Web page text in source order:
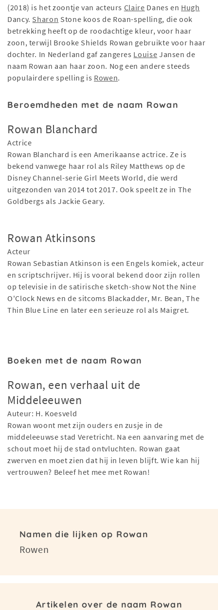
(2018) is het zoontje van acteurs Claire Danes en Hugh
Dancy. Sharon Stone koos de Roan-spelling, die ook
betrekking heeft op de roodachtige kleur, voor haar
zoon, terwijl Brooke Shields Rowan gebruikte voor haar
dochter. In Nederland gaf zangeres Louise Jansen de
naam Rowan aan haar zoon. Nog een andere steeds
populairdere spelling is Rowen.
Beroemdheden met de naam Rowan
Rowan Blanchard
Actrice
Rowan Blanchard is een Amerikaanse actrice. Ze is
bekend vanwege haar rol als Riley Matthews op de
Disney Channel-serie Girl Meets World, die werd
uitgezonden van 2014 tot 2017. Ook speelt ze in The
Goldbergs als Jackie Geary.
Rowan Atkinsons
Acteur
Rowan Sebastian Atkinson is een Engels komiek, acteur
en scriptschrijver. Hij is vooral bekend door zijn rollen
op televisie in de satirische sketch-show Not the Nine
O'Clock News en de sitcoms Blackadder, Mr. Bean, The
Thin Blue Line en later een serieuze rol als Maigret.
Boeken met de naam Rowan
Rowan, een verhaal uit de
Middeleeuwen
Auteur: H. Koesveld
Rowan woont met zijn ouders en zusje in de
middeleeuwse stad Veretricht. Na een aanvaring met de
schout moet hij de stad ontvluchten. Rowan gaat
zwerven en moet zien dat hij in leven blijft. Wie kan hij
vertrouwen? Beleef het mee met Rowan!
Namen die lijken op Rowan
Rowen
Artikelen over de naam Rowan